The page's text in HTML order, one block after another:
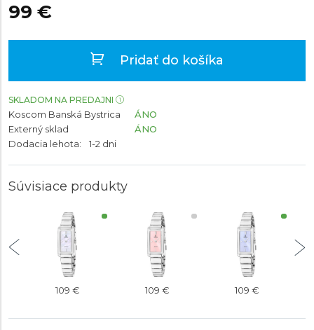
99 €
Pridať do košíka
SKLADOM NA PREDAJNI
Koscom Banská Bystrica
ÁNO
Externý sklad
ÁNO
Dodacia lehota:
1-2 dni
Súvisiace produkty
109 € 109 € 109 €